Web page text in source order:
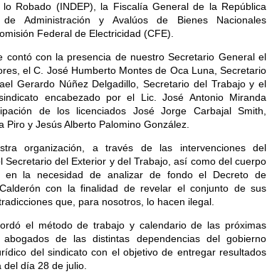
lo Robado (INDEP), la Fiscalía General de la República
Administración y Avalúos de Bienes Nacionales
Federal de Electricidad (CFE).
contó con la presencia de nuestro Secretario General el
el C. José Humberto Montes de Oca Luna, Secretario
Gerardo Núñez Delgadillo, Secretario del Trabajo y el
encabezado por el Lic. José Antonio Miranda
de los licenciados José Jorge Carbajal Smith,
Piro y Jesús Alberto Palomino González.
organización, a través de las intervenciones del
Secretario del Exterior y del Trabajo, así como del cuerpo
en la necesidad de analizar de fondo el Decreto de
con la finalidad de revelar el conjunto de sus
que, para nosotros, lo hacen ilegal.
el método de trabajo y calendario de las próximas
de las distintas dependencias del gobierno
del sindicato con el objetivo de entregar resultados
día 28 de julio.